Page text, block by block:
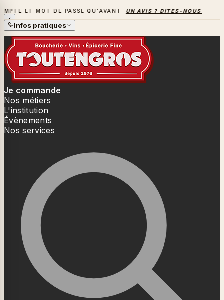
DE PASSE QU'AVANT UN AVIS ? DITES-NOUS TOUT →
LA SAISON DES BARBECUES BAT SON PLEIN
Infos pratiques
Je commande
Nos métiers
L'institution
Évènements
Nos services